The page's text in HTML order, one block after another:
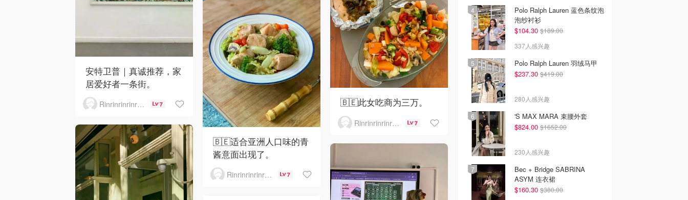
安特卫普｜真诚推荐，家
居爱好者一条街。
Rinrinrinrinrinrinrin 7 🇧🇪此女吃商为三万。
Rinrinrinrinrinrinrin 7
🇧🇪适合亚洲人口味的青
酱意面出现了。
Rinrinrinrinrinrinrin 7
Polo Ralph Lauren 蓝色条纹泡
泡纱衬衫
$104.30 $189.00
337人感兴趣
Polo Ralph Lauren 羽绒马甲
$237.30 $419.00
280人感兴趣
'S MAX MARA 束腰外套
$824.00 $1652.00
230人感兴趣
Bec + Bridge SABRINA
ASYM 连衣裙
$160.30 $380.00